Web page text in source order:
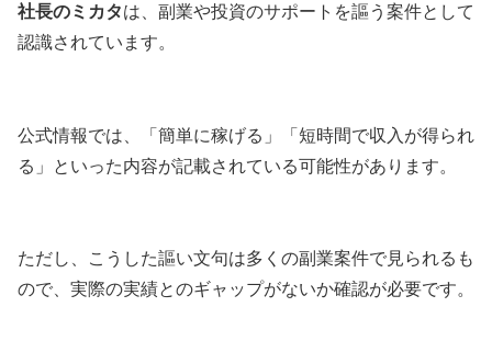
社長のミカタは、副業や投資のサポートを謳う案件として
認識されています。
公式情報では、「簡単に稼げる」「短時間で収入が得られ
る」といった内容が記載されている可能性があります。
ただし、こうした謳い文句は多くの副業案件で見られるも
ので、実際の実績とのギャップがないか確認が必要です。